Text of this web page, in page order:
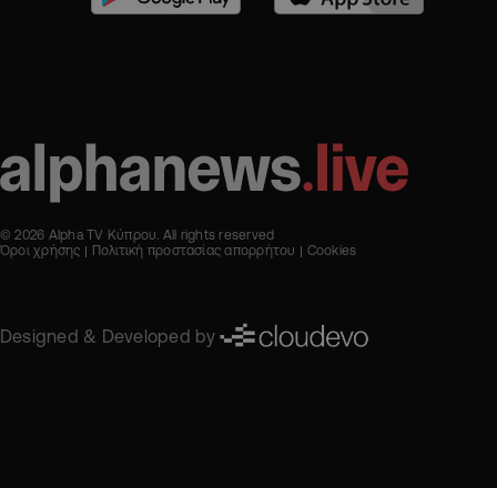
© 2026 Alpha TV Κύπρου. All rights reserved
Όροι χρήσης
Πολιτική προστασίας απορρήτου Cookies
Designed & Developed by